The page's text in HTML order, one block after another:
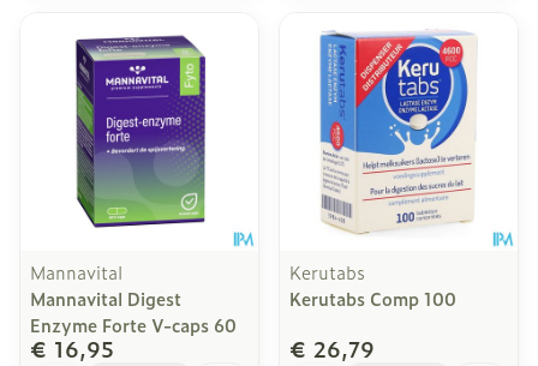
Mannavital
Mannavital Digest
Enzyme Forte V-caps 60
€ 16,95
Kerutabs
Kerutabs Comp 100
€ 26,79